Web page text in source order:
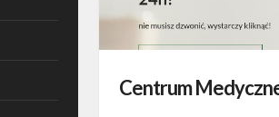
Centrum